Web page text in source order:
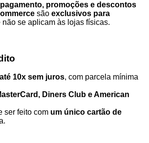
promoções e descontos
sãoexclusivos para
não se aplicam às lojas físicas.
até 10x sem juros, com parcela mínima
Diners Club e American
ser feito com um único cartão de